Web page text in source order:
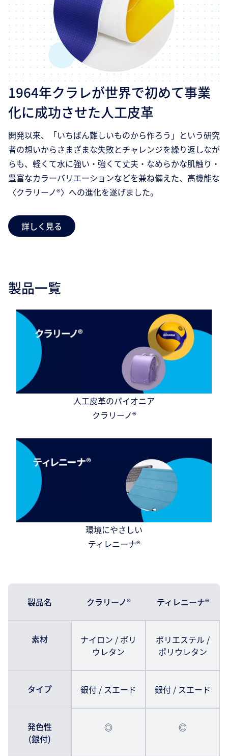
1964年クラレが世界で初めて事業
化に成功させた人工皮革
開発以来、「いちばん難しいものから作ろう」という研究
者の想いからさまざまな失敗とチャレンジを繰り返しなが
らも、軽くて水に強い・強くて丈夫・なめらかな肌触り・
豊富なカラーバリエーションなどを兼ね備えた、高機能な
〈クラリーノ®〉への進化を遂げました。
詳しく見る
製品一覧
人工皮革のパイオニア
クラリーノ®
環境にやさしい
ティレニーナ®
製品名 クラリーノ® ティレニーナ®
素材
ナイロン / ポリ
ウレタン
ポリエステル /
ポリウレタン
タイプ 銀付 / スエード 銀付 / スエード
発色性
(銀付)
◎ ◎